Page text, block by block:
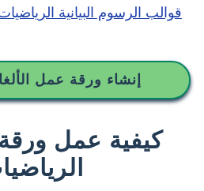
قوالب الرسوم البيانية
إنشاء ورقة عمل
كيفية عمل